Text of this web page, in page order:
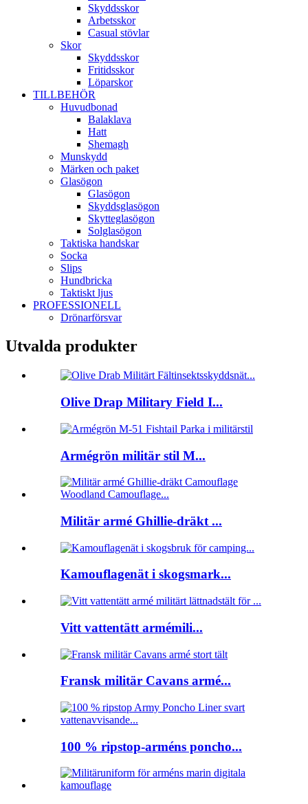
Skyddsskor
Arbetsskor
Casual stövlar
Skor
Skyddsskor
Fritidsskor
Löparskor
TILLBEHÖR
Huvudbonad
Balaklava
Hatt
Shemagh
Munskydd
Märken och paket
Glasögon
Glasögon
Skyddsglasögon
Skytteglasögon
Solglasögon
Taktiska handskar
Socka
Slips
Hundbricka
Taktiskt ljus
PROFESSIONELL
Drönarförsvar
Utvalda produkter
Olive Drap Military Field I...
Armégrön militär stil M...
Militär armé Ghillie-dräkt ...
Kamouflagenät i skogsmark...
Vitt vattentätt armémili...
Fransk militär Cavans armé...
100 % ripstop-arméns poncho...